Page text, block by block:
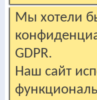
Мы хотели
GDPR.
Наш сайт